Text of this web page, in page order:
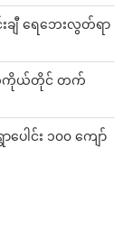
ချီ ရေဘေးလွတ်ရာ
တ်ကိုယ်တိုင် တက်
ေါင်း ၁၀၀ ကျော်